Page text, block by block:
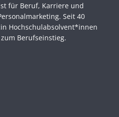
für Beruf, Karriere und
Seit 40
Hochschul­absolvent*innen
Berufseinstieg.